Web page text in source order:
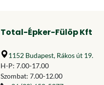
Total-Épker-Fülöp Kft
1152 Budapest, Rákos út 19.
H-P: 7.00-17.00
Szombat: 7.00-12.00